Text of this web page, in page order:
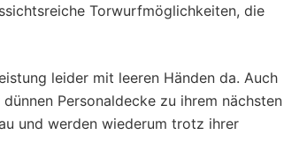
Torwurfmöglichkeiten, die
leider mit leeren Händen da. Auch
Personaldecke zu ihrem nächsten
und werden wiederum trotz ihrer